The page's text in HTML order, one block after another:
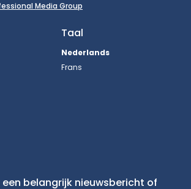
Media Group
Taal
Nederlands
Frans
belangrijk nieuwsbericht of